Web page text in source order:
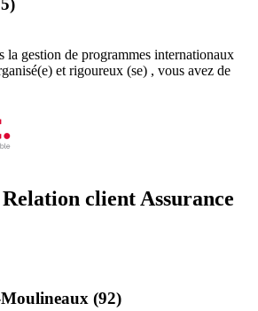
la gestion de programmes internationaux
et rigoureux (se) , vous avez de
client Assurance
Moulineaux (92)